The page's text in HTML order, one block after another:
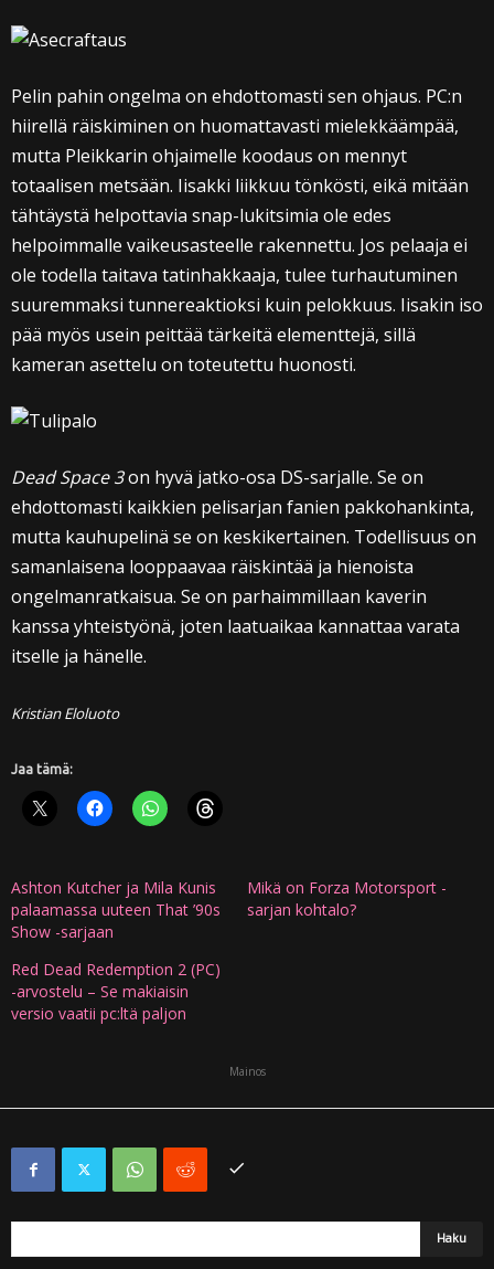
Pelin pahin ongelma on ehdottomasti sen ohjaus. PC:n
hiirellä räiskiminen on huomattavasti mielekkäämpää,
mutta Pleikkarin ohjaimelle koodaus on mennyt
totaalisen metsään. Iisakki liikkuu tönkösti, eikä mitään
tähtäystä helpottavia snap-lukitsimia ole edes
helpoimmalle vaikeusasteelle rakennettu. Jos pelaaja ei
ole todella taitava tatinhakkaaja, tulee turhautuminen
suuremmaksi tunnereaktioksi kuin pelokkuus. Iisakin iso
pää myös usein peittää tärkeitä elementtejä, sillä
kameran asettelu on toteutettu huonosti.
Dead Space 3on hyvä jatko-osa DS-sarjalle. Se on
ehdottomasti kaikkien pelisarjan fanien pakkohankinta,
mutta kauhupelinä se on keskikertainen. Todellisuus on
samanlaisena looppaavaa räiskintää ja hienoista
ongelmanratkaisua. Se on parhaimmillaan kaverin
kanssa yhteistyönä, joten laatuaikaa kannattaa varata
itselle ja hänelle.
Kristian Eloluoto
Jaa tämä:
Ashton Kutcher ja Mila Kunis
palaamassa uuteen That ’90s
Show -sarjaan
Mikä on Forza Motorsport -
sarjan kohtalo?
Red Dead Redemption 2 (PC)
-arvostelu – Se makiaisin
versio vaatii pc:ltä paljon
Mainos